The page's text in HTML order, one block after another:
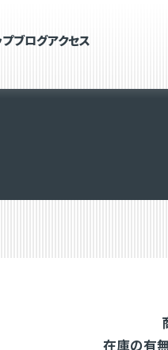
プブログアクセス
在庫の有